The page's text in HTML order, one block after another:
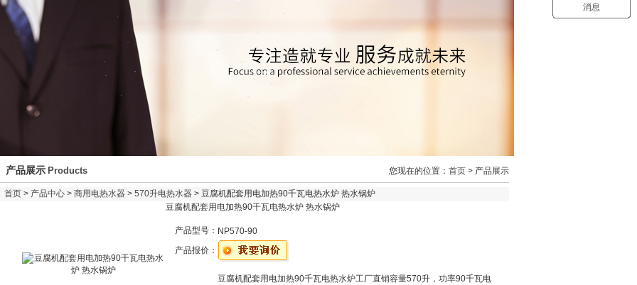
产品展示 Products 您现在的位置： 首页 > 产品展示
首页 > 产品中心 > 商用电热水器 > 570升电热水器 > 豆腐机配套用电加热90千瓦电热水炉 热水锅炉
豆腐机配套用电加热90千瓦电热水炉 热水锅炉
产品型号： NP570-90
产品报价：
豆腐机配套用电加热90千瓦电热水炉工厂直销容量570升，功率90千瓦电